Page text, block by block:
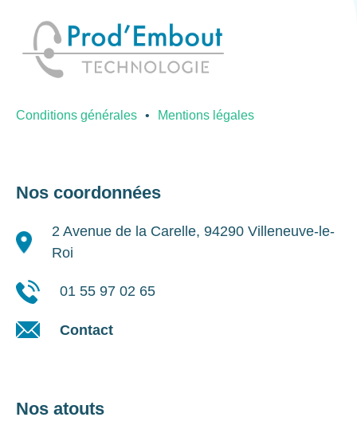
Conditions générales Mentions légales
Nos coordonnées
2 Avenue de la Carelle, 94290 Villeneuve-le-
Roi
01 55 97 02 65
Contact
Nos atouts